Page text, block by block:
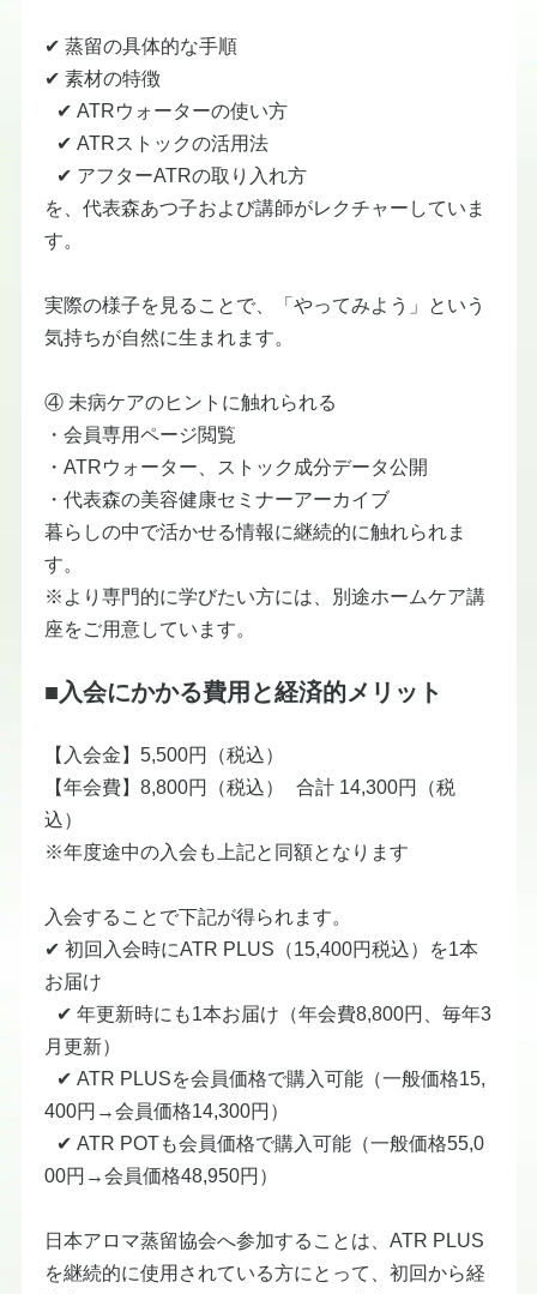
✔ 蒸留の具体的な手順
​✔ 素材の特徴
​ ✔ ATRウォーターの使い方
​ ✔ ATRストックの活用法
​ ✔ アフターATRの取り入れ方
を、代表森あつ子および講師がレクチャーしていま
す。
実際の様子を見ることで、「やってみよう」という
気持ちが自然に生まれます。
④ 未病ケアのヒントに触れられる
・会員専用ページ閲覧
​・ATRウォーター、ストック成分データ公開
​・代表森の美容健康セミナーアーカイブ
暮らしの中で活かせる情報に継続的に触れられま
す。
※より専門的に学びたい方には、別途ホームケア講
座をご用意しています。
■入会にかかる費用と経済的メリット
【入会金】5,500円（税込）
​【年会費】8,800円（税込） 合計 14,300円（税
込）
※年度途中の入会も上記と同額となります
入会することで下記が得られます。
✔ 初回入会時にATR PLUS（15,400円税込）を1本
お届け
​ ✔ 年更新時にも1本お届け（年会費8,800円、毎年3
月更新）
​ ✔ ATR PLUSを会員価格で購入可能（一般価格15,
400円→会員価格14,300円）
​ ✔ ATR POTも会員価格で購入可能（一般価格55,0
00円→会員価格48,950円）
日本アロマ蒸留協会へ参加することは、ATR PLUS
を継続的に使用されている方にとって、初回から経